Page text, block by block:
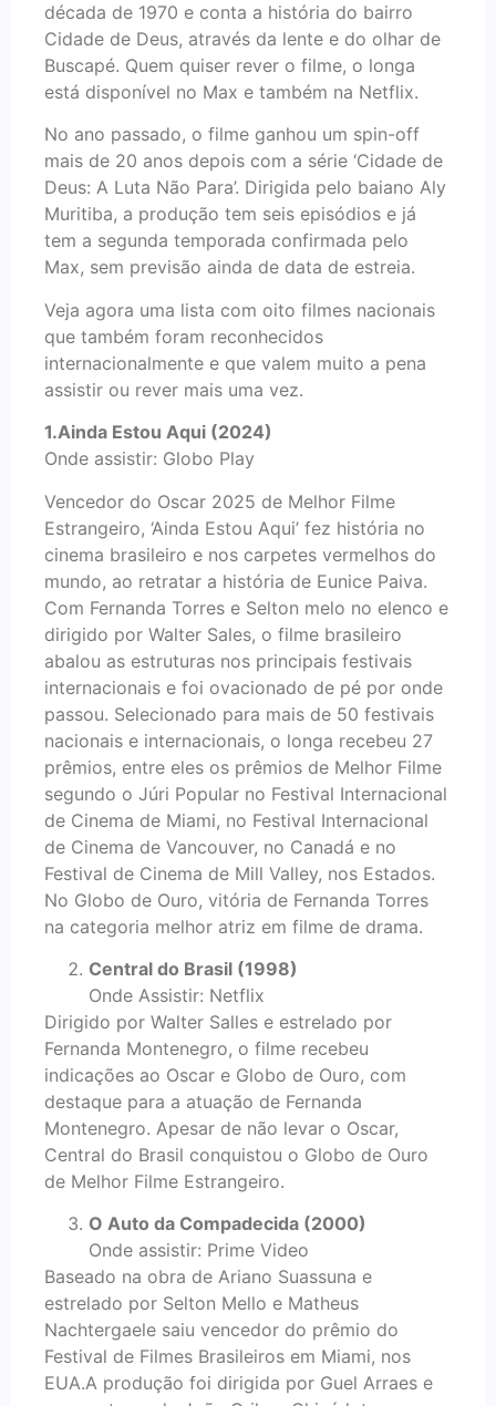
década de 1970 e conta a história do bairro
Cidade de Deus, através da lente e do olhar de
Buscapé. Quem quiser rever o filme, o longa
está disponível no Max e também na Netflix.
No ano passado, o filme ganhou um spin-off
mais de 20 anos depois com a série ‘Cidade de
Deus: A Luta Não Para’. Dirigida pelo baiano Aly
Muritiba, a produção tem seis episódios e já
tem a segunda temporada confirmada pelo
Max, sem previsão ainda de data de estreia.
Veja agora uma lista com oito filmes nacionais
que também foram reconhecidos
internacionalmente e que valem muito a pena
assistir ou rever mais uma vez.
1.Ainda Estou Aqui (2024)
Onde assistir: Globo Play
Vencedor do Oscar 2025 de Melhor Filme
Estrangeiro, ‘Ainda Estou Aqui’ fez história no
cinema brasileiro e nos carpetes vermelhos do
mundo, ao retratar a história de Eunice Paiva.
Com Fernanda Torres e Selton melo no elenco e
dirigido por Walter Sales, o filme brasileiro
abalou as estruturas nos principais festivais
internacionais e foi ovacionado de pé por onde
passou. Selecionado para mais de 50 festivais
nacionais e internacionais, o longa recebeu 27
prêmios, entre eles os prêmios de Melhor Filme
segundo o Júri Popular no Festival Internacional
de Cinema de Miami, no Festival Internacional
de Cinema de Vancouver, no Canadá e no
Festival de Cinema de Mill Valley, nos Estados.
No Globo de Ouro, vitória de Fernanda Torres
na categoria melhor atriz em filme de drama.
Central do Brasil (1998)
Onde Assistir: Netflix
Dirigido por Walter Salles e estrelado por
Fernanda Montenegro, o filme recebeu
indicações ao Oscar e Globo de Ouro, com
destaque para a atuação de Fernanda
Montenegro. Apesar de não levar o Oscar,
Central do Brasil conquistou o Globo de Ouro
de Melhor Filme Estrangeiro.
O Auto da Compadecida (2000)
Onde assistir: Prime Video
Baseado na obra de Ariano Suassuna e
estrelado por Selton Mello e Matheus
Nachtergaele saiu vencedor do prêmio do
Festival de Filmes Brasileiros em Miami, nos
EUA.A produção foi dirigida por Guel Arraes e